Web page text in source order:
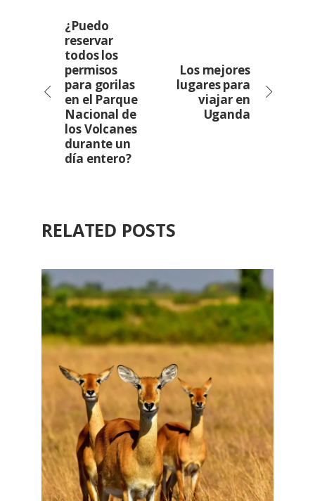
¿Puedo
reservar
todos los
permisos
para gorilas
en el Parque
Nacional de
los Volcanes
durante un
día entero?
Los mejores
lugares para
viajar en
Uganda
RELATED POSTS